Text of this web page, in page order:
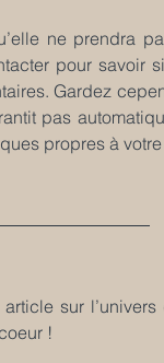
ne prendra
pour savoir
Gardez
pas
propres à
sur
!